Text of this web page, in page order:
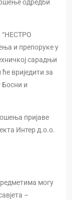
одредби
“НЕСТРО
и препоруке у
сарадњи
ће вриједити за
Босни и
пријаве
Интер д.о.о.
могу
–